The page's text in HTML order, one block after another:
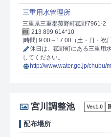
三重用水管理所
三重県三重郡菰野町菰野7961-2
213 899 614*10
[時間] 9:00～17:00（土・日・祝
休日は、菰野町にある三重用
してください。
http://www.water.go.jp/chubu/
宮川調整池 Ver.1.0
配布場所